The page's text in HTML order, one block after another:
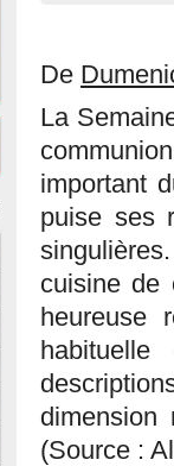
De
La
important
puise ses
cuisine de
heureuse
dimension
(Source :